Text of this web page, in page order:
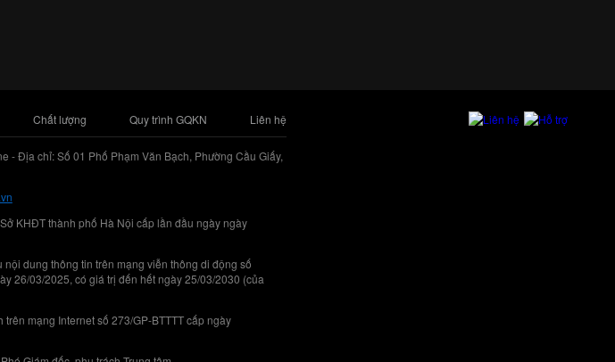
Chất lượng Quy trình GQKN Liên hệ
- Địa chỉ: Số 01 Phố Phạm Văn Bạch, Phường Cầu Giấy,
KHĐT thành phố Hà Nội cấp lần đầu ngày ngày
dung thông tin trên mạng viễn thông di động số
26/03/2025, có giá trị đến hết ngày 25/03/2030 (của
mạng Internet số 273/GP-BTTTT cấp ngày